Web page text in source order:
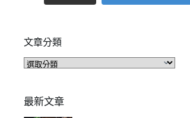
文章分類
文
類
最新文章